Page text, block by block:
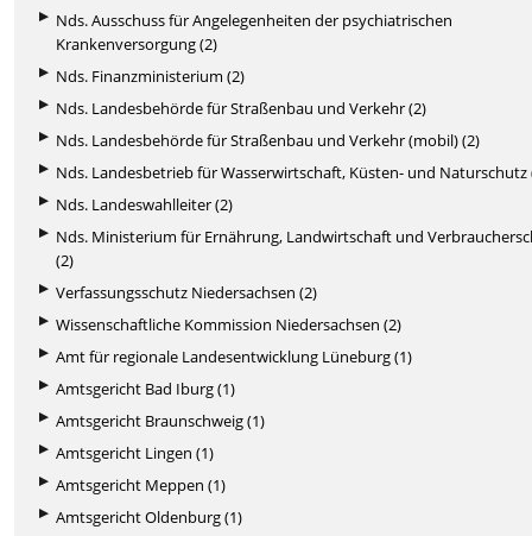
Nds. Ausschuss für Angelegenheiten der psychiatrischen
Krankenversorgung (2)
Nds. Finanzministerium (2)
Nds. Landesbehörde für Straßenbau und Verkehr (2)
Nds. Landesbehörde für Straßenbau und Verkehr (mobil) (2)
Nds. Landesbetrieb für Wasserwirtschaft, Küsten- und Naturschutz
Nds. Landeswahlleiter (2)
Nds. Ministerium für Ernährung, Landwirtschaft und
(2)
Verfassungsschutz Niedersachsen (2)
Wissenschaftliche Kommission Niedersachsen (2)
Amt für regionale Landesentwicklung Lüneburg (1)
Amtsgericht Bad Iburg (1)
Amtsgericht Braunschweig (1)
Amtsgericht Lingen (1)
Amtsgericht Meppen (1)
Amtsgericht Oldenburg (1)